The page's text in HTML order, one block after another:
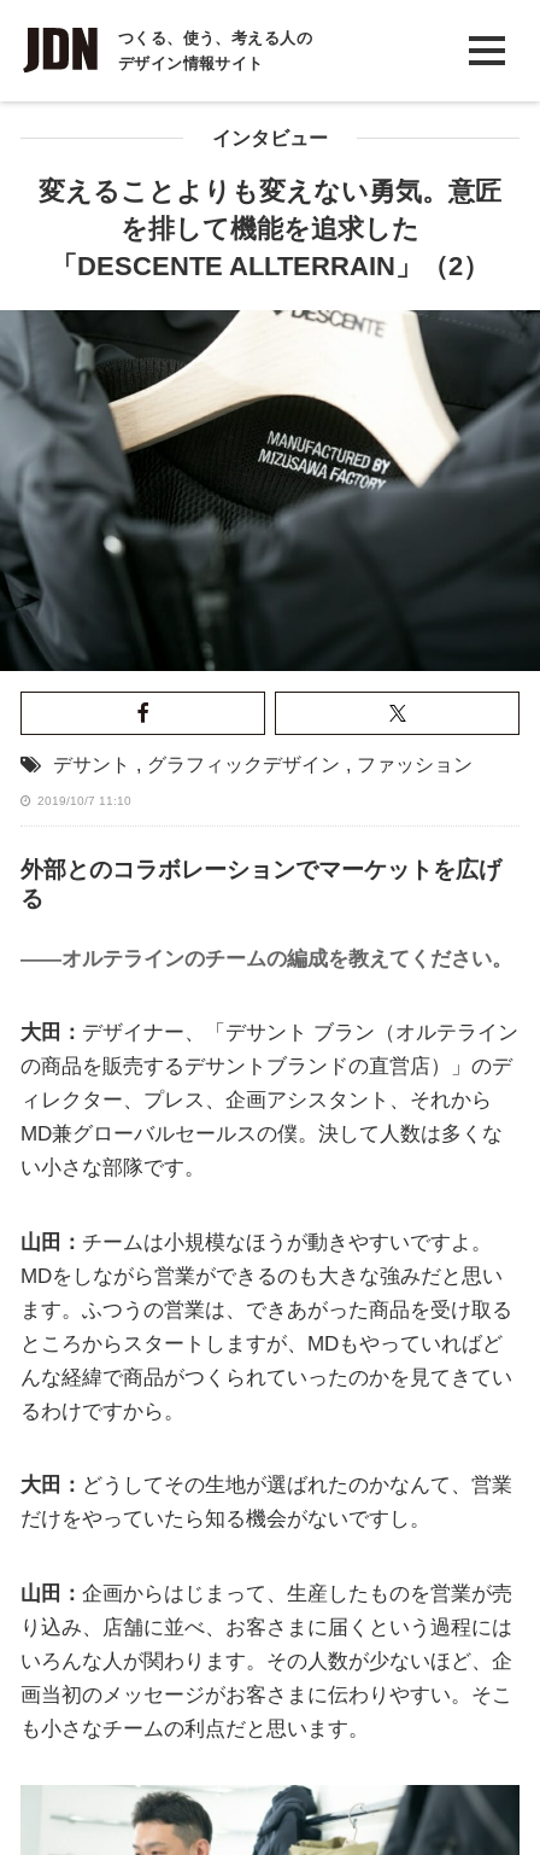
つくる、使う、考える人の
デザイン情報サイト
INTERVIEW
インタビュー
REPORT
COLUMN
コラム
インタビュー
変えることよりも変えない勇気。意匠
を排して機能を追求した
「DESCENTE ALLTERRAIN」（2）
デサント , グラフィックデザイン , ファッション
2019/10/7 11:10
外部とのコラボレーションでマーケットを広げ
る
——オルテラインのチームの編成を教えてください。
大田： デザイナー、「デサント ブラン（オルテライン
の商品を販売するデサントブランドの直営店）」のデ
ィレクター、プレス、企画アシスタント、それから
MD兼グローバルセールスの僕。決して人数は多くな
い小さな部隊です。
山田： チームは小規模なほうが動きやすいですよ。
MDをしながら営業ができるのも大きな強みだと思い
ます。ふつうの営業は、できあがった商品を受け取る
ところからスタートしますが、MDもやっていればど
んな経緯で商品がつくられていったのかを見てきてい
るわけですから。
大田： どうしてその生地が選ばれたのかなんて、営業
だけをやっていたら知る機会がないですし。
山田： 企画からはじまって、生産したものを営業が売
り込み、店舗に並べ、お客さまに届くという過程には
いろんな人が関わります。その人数が少ないほど、企
画当初のメッセージがお客さまに伝わりやすい。そこ
も小さなチームの利点だと思います。